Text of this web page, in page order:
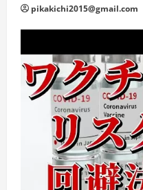
pikakichi2015@gmail.com